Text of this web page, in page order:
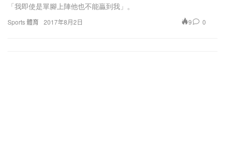
Sports 體育
「我即使是單腳上陣他也不能贏到我」。
2017年8月2日 9 0